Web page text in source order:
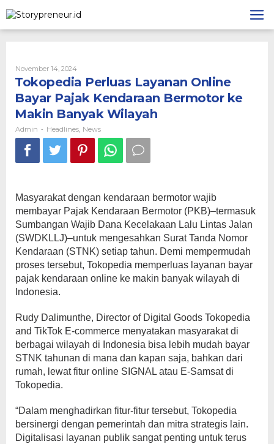
to
content
November 14, 2024By
Admin
Tokopedia Perluas Layanan Online
Bayar Pajak Kendaraan Bermotor ke
Makin Banyak Wilayah
Admin - Headlines News
Masyarakat dengan kendaraan bermotor wajib
membayar Pajak Kendaraan Bermotor (PKB)–termasuk
Sumbangan Wajib Dana Kecelakaan Lalu Lintas Jalan
(SWDKLLJ)–untuk mengesahkan Surat Tanda Nomor
Kendaraan (STNK) setiap tahun. Demi mempermudah
proses tersebut, Tokopedia memperluas layanan bayar
pajak kendaraan online ke makin banyak wilayah di
Indonesia.
Rudy Dalimunthe, Director of Digital Goods Tokopedia
and TikTok E-commerce menyatakan masyarakat di
berbagai wilayah di Indonesia bisa lebih mudah bayar
STNK tahunan di mana dan kapan saja, bahkan dari
rumah, lewat fitur online SIGNAL atau E-Samsat di
Tokopedia.
“Dalam menghadirkan fitur-fitur tersebut, Tokopedia
bersinergi dengan pemerintah dan mitra strategis lain.
Digitalisasi layanan publik sangat penting untuk terus